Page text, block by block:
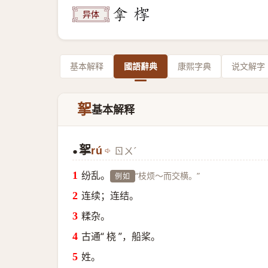
异体
基本解释 國語辭典 康熙字典 说文解字
挐基本解释
● 挐rú ㄖㄨˊ
纷乱。 例如 “枝烦～而交横。”
连续；连结。
糅杂。
古通“ 桡 ”，船桨。
姓。